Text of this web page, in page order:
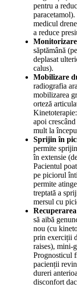
pentru a
medicul
a reduce
săptămână
deplasat
calus).
Mobilizare
radiografia
mobilizarea
orteză
apoi
mult la
Sprijin în
permite
în extensie
Pacientul
pe piciorul
permite
treptată a
mersul cu
să aibă
nou (cu
prin exerciții
raises), mini-
Prognosticul
pacienții
dureri
disconfort